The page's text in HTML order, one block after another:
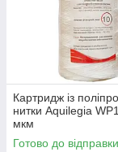
Картридж із
нитки Aquilegia
мкм
Готово до відправки